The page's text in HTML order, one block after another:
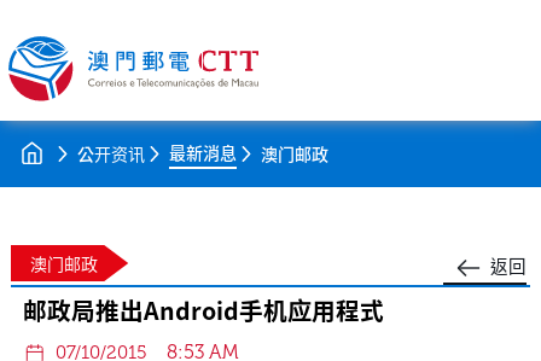
公开资讯 最新消息 澳门邮政
返回
澳门邮政
邮政局推出Android手机应用程式
07/10/2015 8:53 AM